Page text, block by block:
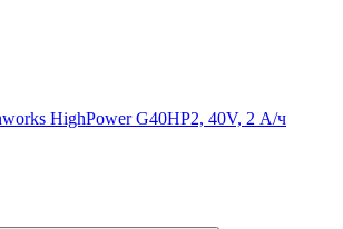
HighPower G40HP2, 40V, 2 А/ч